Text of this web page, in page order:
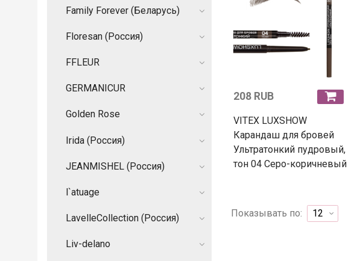
208 RUB
VITEX LUXSHOW
Карандаш для бровей
Ультратонкий пудровый,
тон 04 Серо-коричневый
Показывать по:
Family Forever (Беларусь)
Floresan (Россия)
FFLEUR
GERMANIСUR
Golden Rose
Irida (Россия)
JEANMISHEL (Россия)
l`atuage
LavelleCollection (Россия)
Liv-delano